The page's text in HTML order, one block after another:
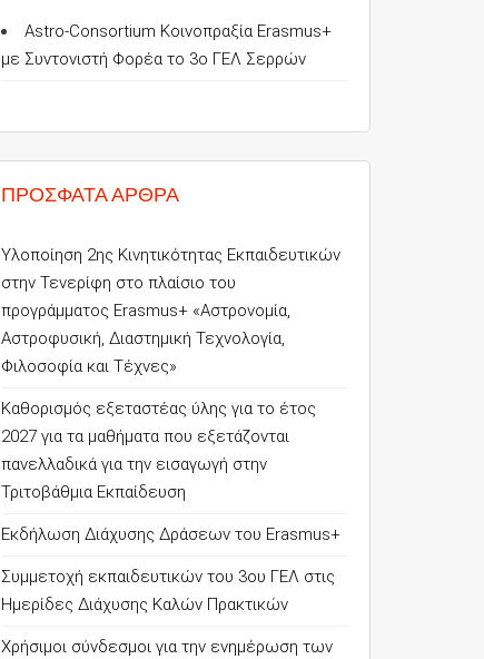
Astro-Consortium Κοινοπραξία Erasmus+
με Συντονιστή Φορέα το 3ο ΓΕΛ Σερρών
ΠΡΌΣΦΑΤΑ ΆΡΘΡΑ
Υλοποίηση 2ης Κινητικότητας Εκπαιδευτικών
στην Τενερίφη στο πλαίσιο του
προγράμματος Erasmus+ «Αστρονομία,
Αστροφυσική, Διαστημική Τεχνολογία,
Φιλοσοφία και Τέχνες»
Καθορισμός εξεταστέας ύλης για το έτος
2027 για τα μαθήματα που εξετάζονται
πανελλαδικά για την εισαγωγή στην
Τριτοβάθμια Εκπαίδευση
Εκδήλωση Διάχυσης Δράσεων του Erasmus+
Συμμετοχή εκπαιδευτικών του 3ου ΓΕΛ στις
Ημερίδες Διάχυσης Καλών Πρακτικών
Χρήσιμοι σύνδεσμοι για την ενημέρωση των